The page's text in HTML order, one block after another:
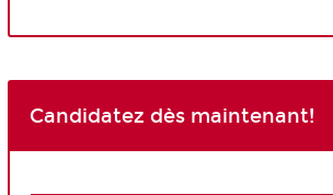
Candidatez dès maintenant!